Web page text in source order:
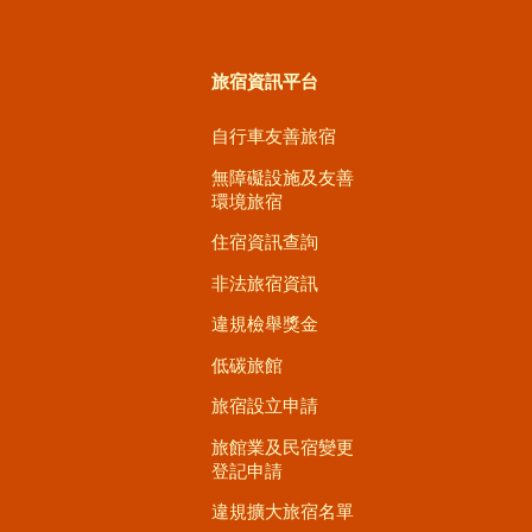
旅宿資訊平台
自行車友善旅宿
無障礙設施及友善
環境旅宿
住宿資訊查詢
非法旅宿資訊
違規檢舉獎金
低碳旅館
旅宿設立申請
旅館業及民宿變更
登記申請
違規擴大旅宿名單